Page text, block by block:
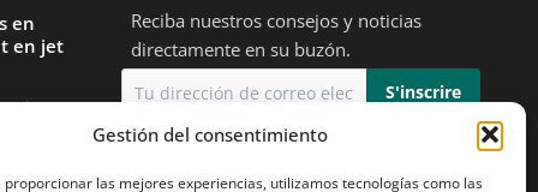
Gestión del consentimiento
proporcionar las mejores experiencias, utilizamos tecnologías como las
en
en jet
Reciba nuestros consejos y noticias
directamente en su buzón.
Aceptola política de privacidad